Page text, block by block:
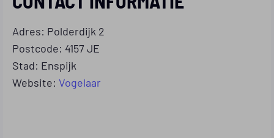
Adres: Polderdijk 2
Postcode: 4157 JE
Stad: Enspijk
Website: Vogelaar